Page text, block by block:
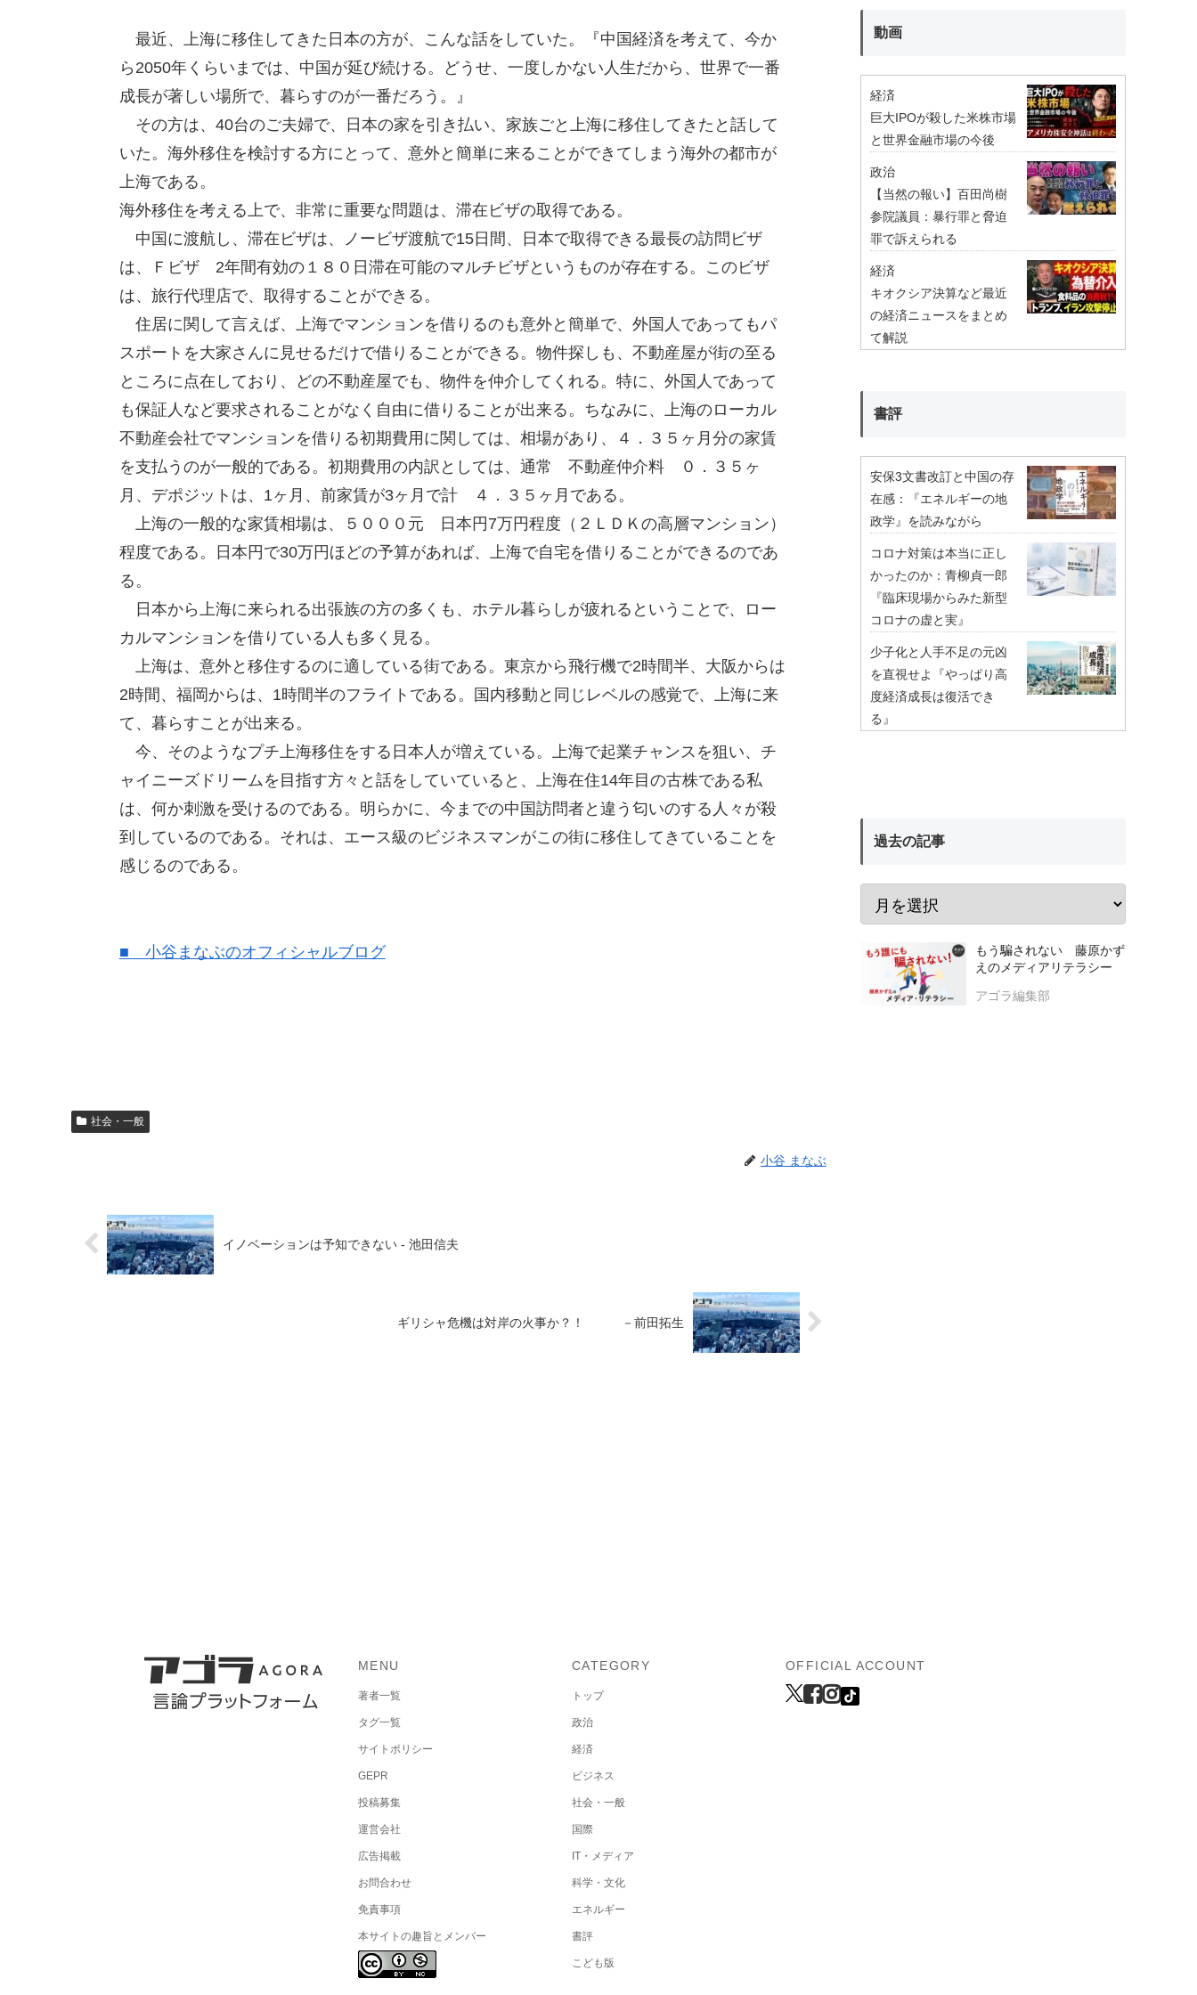
最近、上海に移住してきた日本の方が、こんな話をしていた。『中国経済を考えて、今か
ら2050年くらいまでは、中国が延び続ける。どうせ、一度しかない人生だから、世界で一番
成長が著しい場所で、暮らすのが一番だろう。』
その方は、40台のご夫婦で、日本の家を引き払い、家族ごと上海に移住してきたと話して
いた。海外移住を検討する方にとって、意外と簡単に来ることができてしまう海外の都市が
上海である。
海外移住を考える上で、非常に重要な問題は、滞在ビザの取得である。
中国に渡航し、滞在ビザは、ノービザ渡航で15日間、日本で取得できる最長の訪問ビザ
は、Ｆビザ 2年間有効の１８０日滞在可能のマルチビザというものが存在する。このビザ
は、旅行代理店で、取得することができる。
住居に関して言えば、上海でマンションを借りるのも意外と簡単で、外国人であってもパ
スポートを大家さんに見せるだけで借りることができる。物件探しも、不動産屋が街の至る
ところに点在しており、どの不動産屋でも、物件を仲介してくれる。特に、外国人であって
も保証人など要求されることがなく自由に借りることが出来る。ちなみに、上海のローカル
不動産会社でマンションを借りる初期費用に関しては、相場があり、４．３５ヶ月分の家賃
を支払うのが一般的である。初期費用の内訳としては、通常 不動産仲介料 ０．３５ヶ
月、デポジットは、1ヶ月、前家賃が3ヶ月で計 ４．３５ヶ月である。
上海の一般的な家賃相場は、５０００元 日本円7万円程度（２ＬＤＫの高層マンション）
程度である。日本円で30万円ほどの予算があれば、上海で自宅を借りることができるのであ
る。
日本から上海に来られる出張族の方の多くも、ホテル暮らしが疲れるということで、ロー
カルマンションを借りている人も多く見る。
上海は、意外と移住するのに適している街である。東京から飛行機で2時間半、大阪からは
2時間、福岡からは、1時間半のフライトである。国内移動と同じレベルの感覚で、上海に来
て、暮らすことが出来る。
今、そのようなプチ上海移住をする日本人が増えている。上海で起業チャンスを狙い、チ
ャイニーズドリームを目指す方々と話をしていていると、上海在住14年目の古株である私
は、何か刺激を受けるのである。明らかに、今までの中国訪問者と違う匂いのする人々が殺
到しているのである。それは、エース級のビジネスマンがこの街に移住してきていることを
感じるのである。
■ 小谷まなぶのオフィシャルブログ
社会・一般
小谷 まなぶ
イノベーションは予知できない - 池田信夫
ギリシャ危機は対岸の火事か？！ －前田拓生
動画
経済
巨大IPOが殺した米株市場
と世界金融市場の今後
政治
【当然の報い】百田尚樹
参院議員：暴行罪と脅迫
罪で訴えられる
経済
キオクシア決算など最近
の経済ニュースをまとめ
て解説
書評
安保3文書改訂と中国の存
在感：『エネルギーの地
政学』を読みながら
コロナ対策は本当に正し
かったのか：青柳貞一郎
『臨床現場からみた新型
コロナの虚と実』
少子化と人手不足の元凶
を直視せよ『やっぱり高
度経済成長は復活でき
る』
過去の記事
もう騙されない 藤原かず
えのメディアリテラシー
アゴラ編集部
MENU
著者一覧
タグ一覧
サイトポリシー
GEPR
投稿募集
運営会社
広告掲載
お問合わせ
免責事項
本サイトの趣旨とメンバー
CATEGORY
トップ
政治
経済
ビジネス
社会・一般
国際
IT・メディア
科学・文化
エネルギー
書評
こども版
OFFICIAL ACCOUNT